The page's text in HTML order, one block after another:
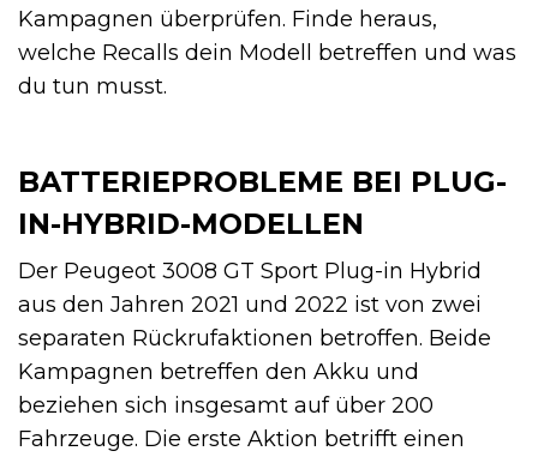
Kampagnen überprüfen. Finde heraus,
welche Recalls dein Modell betreffen und was
du tun musst.
BATTERIEPROBLEME BEI PLUG-
IN-HYBRID-MODELLEN
Der Peugeot 3008 GT Sport Plug-in Hybrid
aus den Jahren 2021 und 2022 ist von zwei
separaten Rückrufaktionen betroffen. Beide
Kampagnen betreffen den Akku und
beziehen sich insgesamt auf über 200
Fahrzeuge. Die erste Aktion betrifft einen